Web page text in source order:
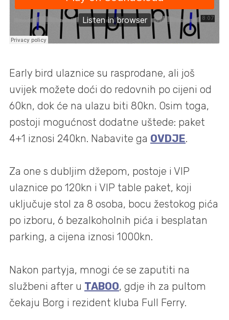
Early bird ulaznice su rasprodane, ali još
uvijek možete doći do redovnih po cijeni od
60kn, dok će na ulazu biti 80kn. Osim toga,
postoji mogućnost dodatne uštede: paket
4+1 iznosi 240kn. Nabavite ga OVDJE.
Za one s dubljim džepom, postoje i VIP
ulaznice po 120kn i VIP table paket, koji
uključuje stol za 8 osoba, bocu žestokog pića
po izboru, 6 bezalkoholnih pića i besplatan
parking, a cijena iznosi 1000kn.
Nakon partyja, mnogi će se zaputiti na
službeni after u TABOO, gdje ih za pultom
čekaju Borg i rezident kluba Full Ferry.